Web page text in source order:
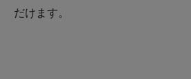
だけます。